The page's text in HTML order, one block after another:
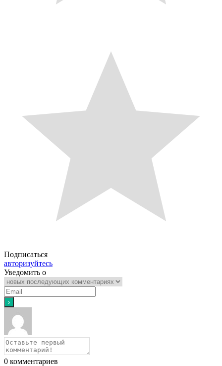
Подписаться
авторизуйтесь
Уведомить о
0 комментариев